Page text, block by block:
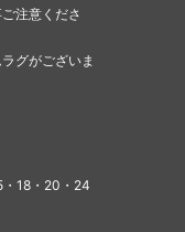
注意くださ
グがございま
・18・20・24